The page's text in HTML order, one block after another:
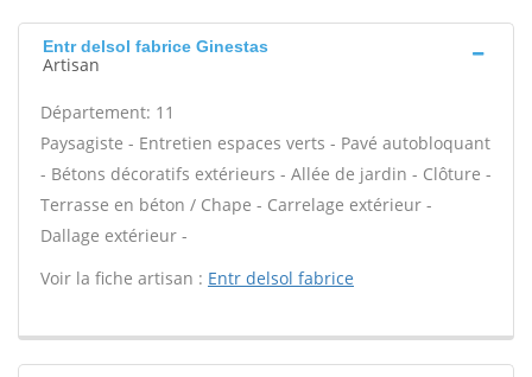
Entr delsol fabrice Ginestas
Artisan
Département: 11
Paysagiste - Entretien espaces verts - Pavé autobloquant
- Bétons décoratifs extérieurs - Allée de jardin - Clôture -
Terrasse en béton / Chape - Carrelage extérieur -
Dallage extérieur -
Voir la fiche artisan : Entr delsol fabrice